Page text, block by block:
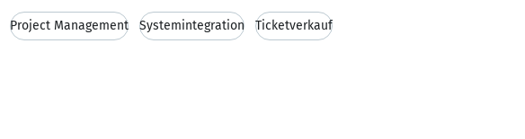
Project Management Systemintegration Ticketverkauf